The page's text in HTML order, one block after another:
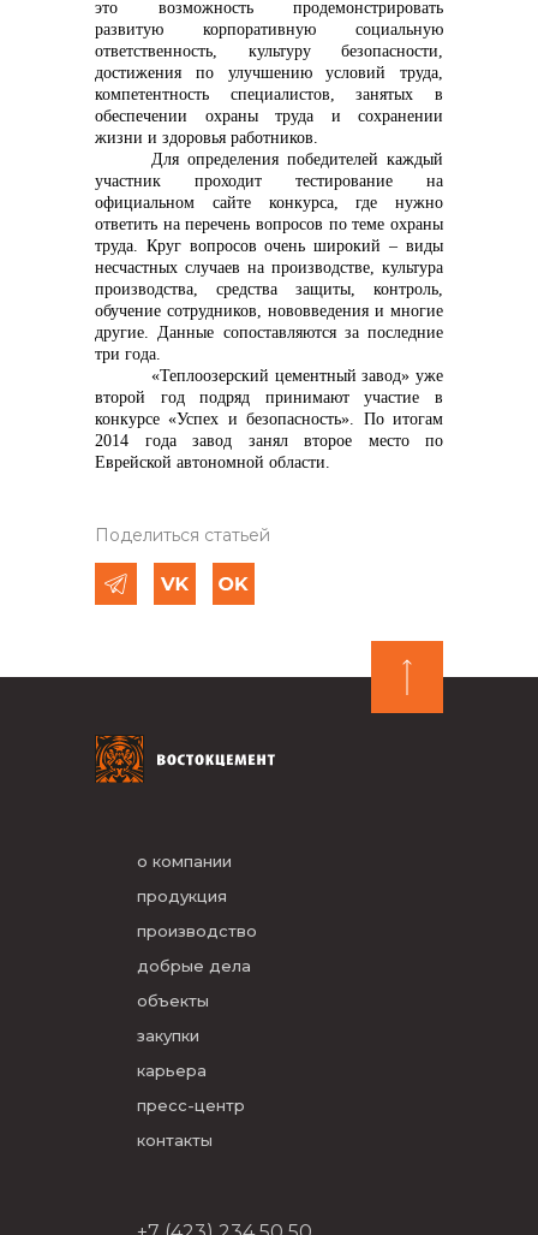
это возможность продемонстрировать
развитую корпоративную социальную
ответственность, культуру безопасности,
достижения по улучшению условий труда,
компетентность специалистов, занятых в
обеспечении охраны труда и сохранении
жизни и здоровья работников.
Для определения победителей каждый
участник проходит тестирование на
официальном сайте конкурса, где нужно
ответить на перечень вопросов по теме охраны
труда. Круг вопросов очень широкий – виды
несчастных случаев на производстве, культура
производства, средства защиты, контроль,
обучение сотрудников, нововведения и многие
другие. Данные сопоставляются за последние
три года.
«Теплоозерский цементный завод» уже
второй год подряд принимают участие в
конкурсе «Успех и безопасность». По итогам
2014 года завод занял второе место по
Еврейской автономной области.
Поделиться статьей
о компании
продукция
производство
добрые дела
объекты
закупки
карьера
пресс-центр
контакты